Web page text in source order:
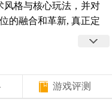
风格与核心玩法，并对
的融合和革新, 真正定
游戏评测